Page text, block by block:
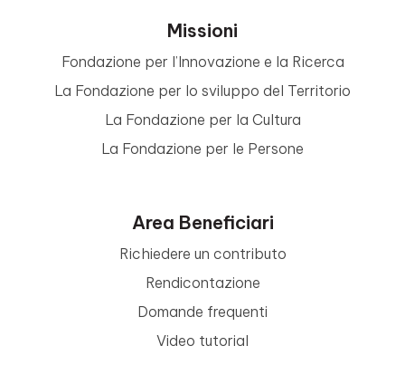
Missioni
Fondazione per l’Innovazione e la Ricerca
La Fondazione per lo sviluppo del Territorio
La Fondazione per la Cultura
La Fondazione per le Persone
Area Beneficiari
Richiedere un contributo
Rendicontazione
Domande frequenti
Video tutorial